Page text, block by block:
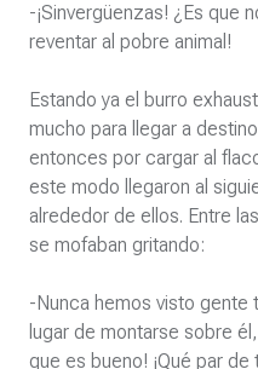
-¡Sinvergüenzas! ¿Es que
reventar al pobre animal!
Estando ya el burro
mucho para llegar a
entonces por cargar al
este modo llegaron al
alrededor de ellos. Entre
se mofaban gritando:
-Nunca hemos visto gente
lugar de montarse sobre
que es bueno! ¡Qué par de